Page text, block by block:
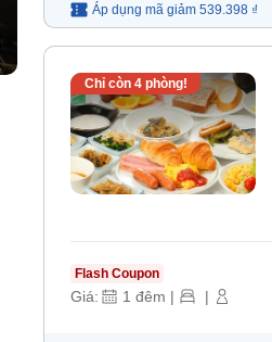
Áp dụng mã giảm 539.398 ₫
Chỉ còn 4phòng!
Flash Coupon
Giá: 1 đêm | |